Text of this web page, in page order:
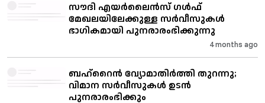
സൗദി എയർലൈൻസ് ഗൾഫ്
മേഖലയിലേക്കുള്ള സർവീസുകൾ
ഭാഗികമായി പുനരാരംഭിക്കുന്നു
4 months ago
ബഹ്‌റൈൻ വ്യോമാതിർത്തി തുറന്നു;
വിമാന സർവീസുകൾ ഉടൻ
പുനരാരംഭിക്കും